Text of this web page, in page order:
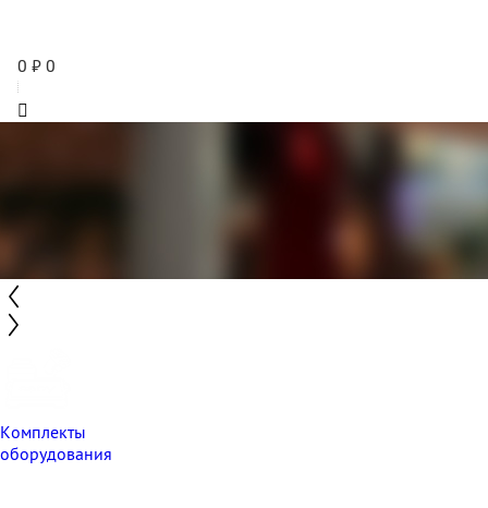
0 ₽ 0
Комплекты
оборудования